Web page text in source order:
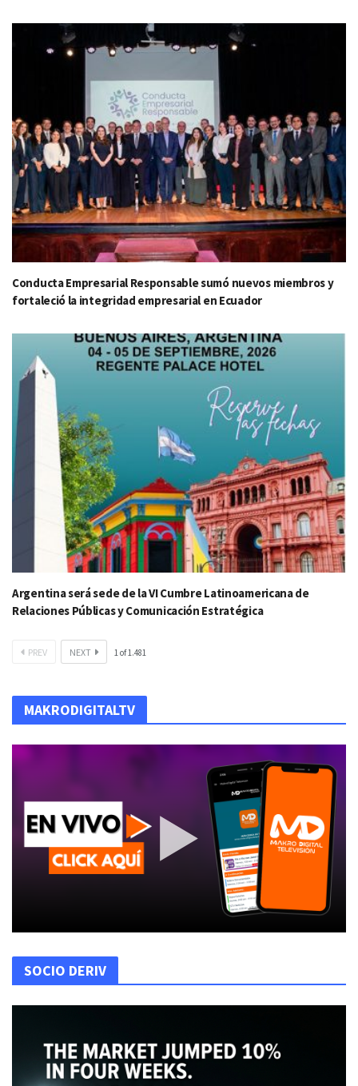
Conducta Empresarial Responsable sumó nuevos miembros y
fortaleció la integridad empresarial en Ecuador
Argentina será sede de la VI Cumbre Latinoamericana de
Relaciones Públicas y Comunicación Estratégica
PREV NEXT 1of1.481
MAKRODIGITALTV
SOCIO DERIV